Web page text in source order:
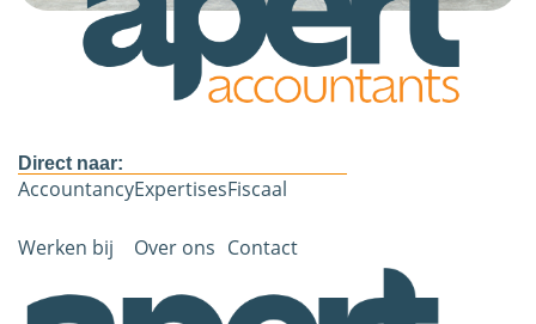
Direct naar:
Accountancy
Werken bij
Expertises
Over ons
Fiscaal
Contact